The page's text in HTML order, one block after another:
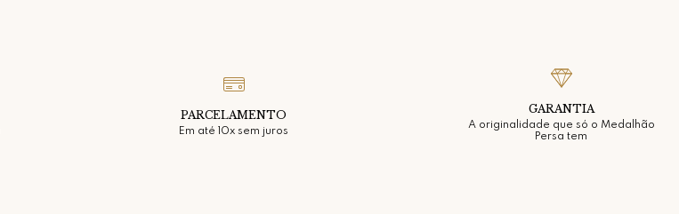
PARCELAMENTO
Em até 10x sem juros
GARANTIA
A originalidade que só o Medalhão
Persa tem